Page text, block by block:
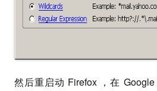
然后重启动 Firefox ，在